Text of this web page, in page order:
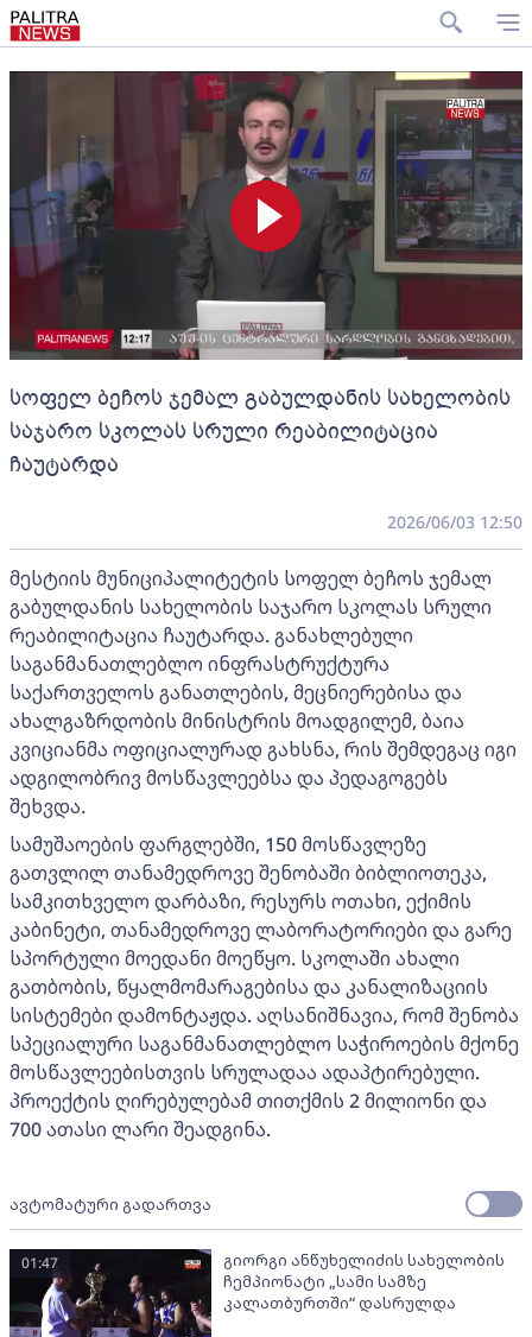
სოფელ ბეჩოს ჯემალ გაბულდანის სახელობის
საჯარო სკოლას სრული რეაბილიტაცია
ჩაუტარდა
2026/06/03 12:50
მესტიის მუნიციპალიტეტის სოფელ ბეჩოს ჯემალ
გაბულდანის სახელობის საჯარო სკოლას სრული
რეაბილიტაცია ჩაუტარდა. განახლებული
საგანმანათლებლო ინფრასტრუქტურა
საქართველოს განათლების, მეცნიერებისა და
ახალგაზრდობის მინისტრის მოადგილემ, ბაია
კვიციანმა ოფიციალურად გახსნა, რის შემდეგაც იგი
ადგილობრივ მოსწავლეებსა და პედაგოგებს
შეხვდა.
სამუშაოების ფარგლებში, 150 მოსწავლეზე
გათვლილ თანამედროვე შენობაში ბიბლიოთეკა,
სამკითხველო დარბაზი, რესურს ოთახი, ექიმის
კაბინეტი, თანამედროვე ლაბორატორიები და გარე
სპორტული მოედანი მოეწყო. სკოლაში ახალი
გათბობის, წყალმომარაგებისა და კანალიზაციის
სისტემები დამონტაჟდა. აღსანიშნავია, რომ შენობა
სპეციალური საგანმანათლებლო საჭიროების მქონე
მოსწავლეებისთვის სრულადაა ადაპტირებული.
პროექტის ღირებულებამ თითქმის 2 მილიონი და
700 ათასი ლარი შეადგინა.
ავტომატური გადართვა
გიორგი ანწუხელიძის სახელობის
ჩემპიონატი „სამი სამზე
კალათბურთში“ დასრულდა
01:47